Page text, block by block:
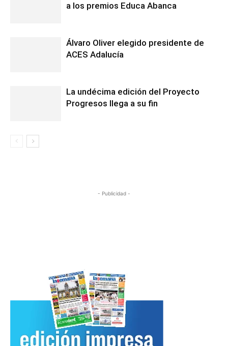
a los premios Educa Abanca
Álvaro Oliver elegido presidente de
ACES Adalucía
La undécima edición del Proyecto
Progresos llega a su fin
- Publicidad -